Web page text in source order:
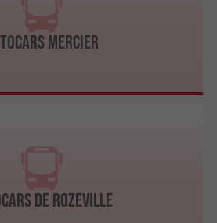
Mercier
de Rozeville